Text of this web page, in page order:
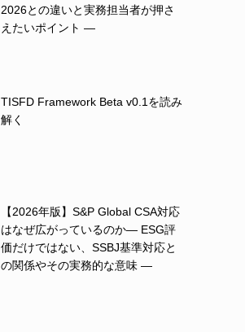
2026との違いと実務担当者が押さ
えたいポイント ―
TISFD Framework Beta v0.1を読み
解く
【2026年版】S&P Global CSA対応
はなぜ広がっているのか― ESG評
価だけではない、SSBJ基準対応と
の関係やその実務的な意味 ―